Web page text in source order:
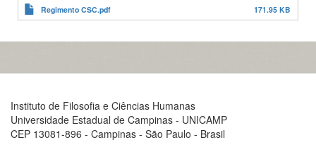
Regimento CSC.pdf 171.95 KB
Instituto de Filosofia e Ciências Humanas
Universidade Estadual de Campinas - UNICAMP
CEP 13081-896 - Campinas - São Paulo - Brasil